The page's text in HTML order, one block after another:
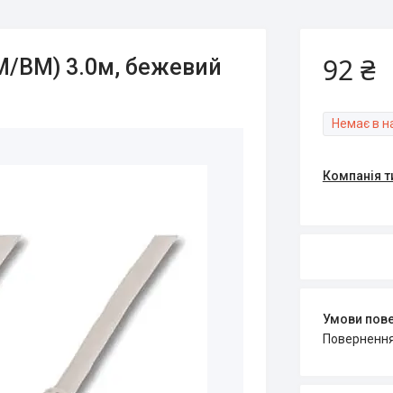
BM) 3.0м, бежевий 92 ₴
Немає в
Компанія